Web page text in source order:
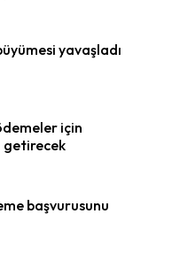
yavaşladı
için
getirecek
başvurusunu